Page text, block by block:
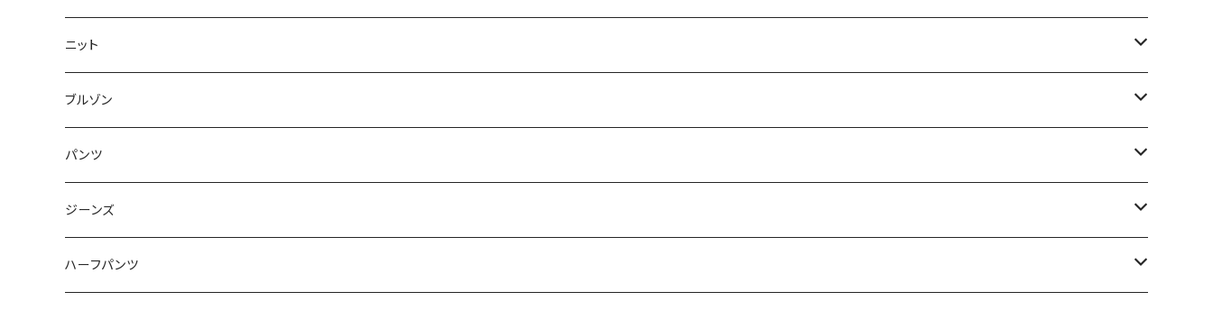
50/XL～
48/L
50/XL～
46/M
48/L
50/XL～
～44/S
46/M
48/L
50/XL～
ニット
～44/S
46/M
48/L
50/XL～
ブルゾン
～44/S
46/M
48/L
パンツ
～44/S
46/M
ジーンズ
～44/S
ハーフパンツ